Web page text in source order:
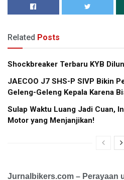
Related Posts
Shockbreaker Terbaru KYB
JAECOO J7 SHS-P SIVP Bikin
Geleng-Geleng Kepala Karena
Sulap Waktu Luang Jadi Cuan,
Motor yang Menjanjikan!
Jurnalbikers.com – Perayaan